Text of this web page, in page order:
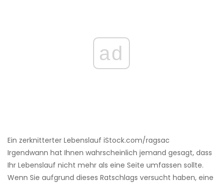
ad
Ein zerknitterter Lebenslauf iStock.com/ragsac
Irgendwann hat Ihnen wahrscheinlich jemand gesagt, dass
Ihr Lebenslauf nicht mehr als eine Seite umfassen sollte.
Wenn Sie aufgrund dieses Ratschlags versucht haben, eine